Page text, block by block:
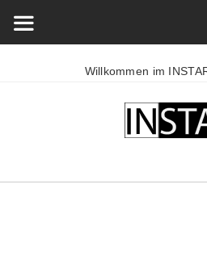
Willkommen im